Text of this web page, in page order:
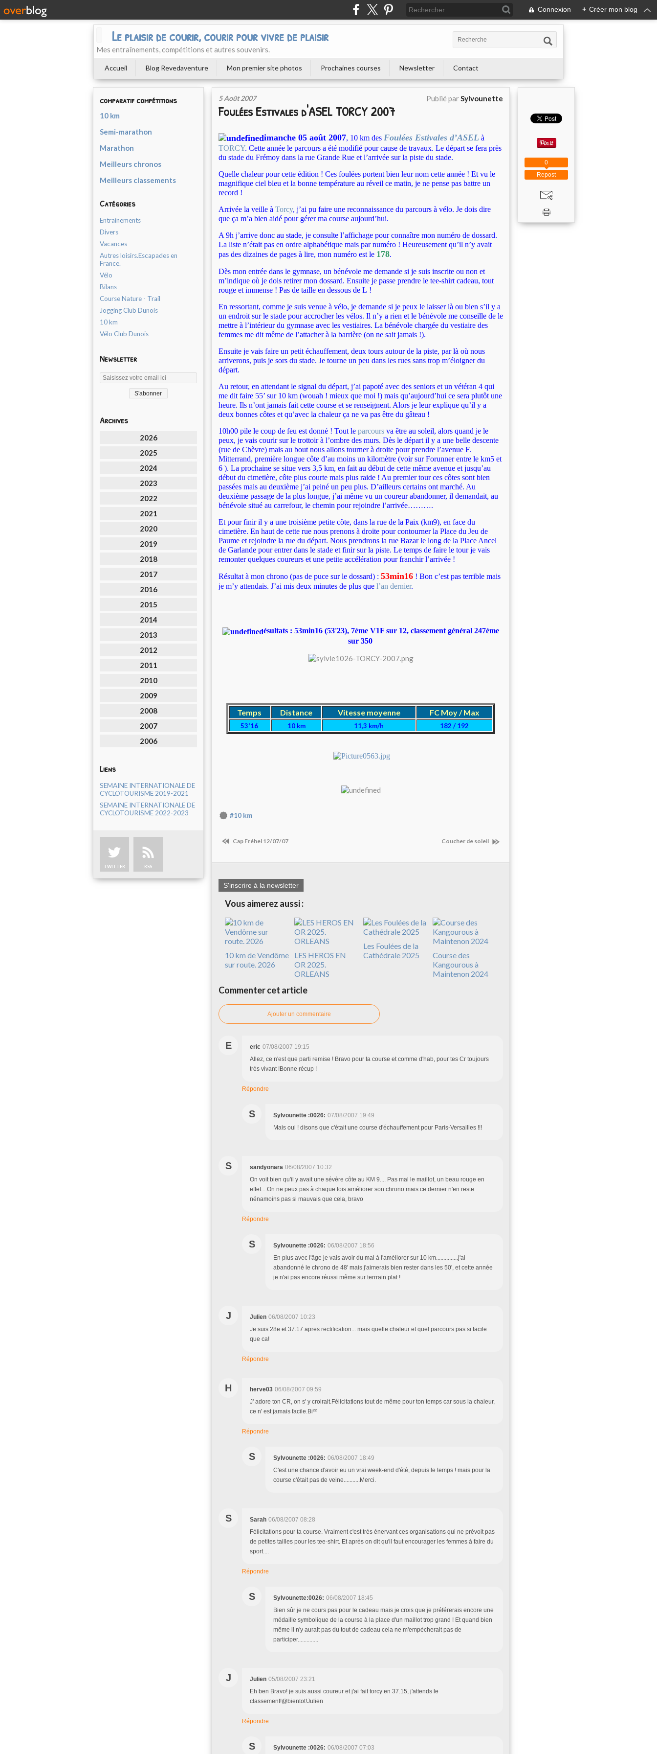
Connexion + Créer mon blog
Le plaisir de courir, courir pour vivre de plaisir
Mes entraînements, compétitions et autres souvenirs.
Accueil Blog Revedaventure Mon premier site photos Prochaines courses Newsletter Contact
comparatif compétitions
10 km
Semi-marathon
Marathon
Meilleurs chronos
Meilleurs classements
Catégories
Entrainements
Divers
Vacances
Autres loisirs.Escapades en
France.
Vélo
Bilans
Course Nature - Trail
Jogging Club Dunois
10 km
Vélo Club Dunois
Newsletter
Archives
2026
2025
2024
2023
2022
2021
2020
2019
2018
2017
2016
2015
2014
2013
2012
2011
2010
2009
2008
2007
2006
Liens
SEMAINE INTERNATIONALE DE
CYCLOTOURISME 2019-2021
SEMAINE INTERNATIONALE DE
CYCLOTOURISME 2022-2023
TWITTER RSS
5 Août 2007 Publié parSylvounette
Foulées Estivales d'ASEL TORCY 2007
imanche 05 août 2007, 10 km des Foulées Estivales d’ASEL à
TORCY. Cette année le parcours a été modifié pour cause de travaux. Le départ se fera près
du stade du Frémoy dans la rue Grande Rue et l’arrivée sur la piste du stade.
Quelle chaleur pour cette édition ! Ces foulées portent bien leur nom cette année ! Et vu le
magnifique ciel bleu et la bonne température au réveil ce matin, je ne pense pas battre un
record !
Arrivée la veille à Torcy, j’ai pu faire une reconnaissance du parcours à vélo. Je dois dire
que ça m’a bien aidé pour gérer ma course aujourd’hui.
A 9h j’arrive donc au stade, je consulte l’affichage pour connaître mon numéro de dossard.
La liste n’était pas en ordre alphabétique mais par numéro ! Heureusement qu’il n’y avait
pas des dizaines de pages à lire, mon numéro est le 178.
Dès mon entrée dans le gymnase, un bénévole me demande si je suis inscrite ou non et
m’indique où je dois retirer mon dossard. Ensuite je passe prendre le tee-shirt cadeau, tout
rouge et immense ! Pas de taille en dessous de L !
En ressortant, comme je suis venue à vélo, je demande si je peux le laisser là ou bien s’il y a
un endroit sur le stade pour accrocher les vélos. Il n’y a rien et le bénévole me conseille de le
mettre à l’intérieur du gymnase avec les vestiaires. La bénévole chargée du vestiaire des
femmes me dit même de l’attacher à la barrière (on ne sait jamais !).
Ensuite je vais faire un petit échauffement, deux tours autour de la piste, par là où nous
arriverons, puis je sors du stade. Je tourne un peu dans les rues sans trop m’éloigner du
départ.
Au retour, en attendant le signal du départ, j’ai papoté avec des seniors et un vétéran 4 qui
me dit faire 55’ sur 10 km (wouah ! mieux que moi !) mais qu’aujourd’hui ce sera plutôt une
heure. Ils n’ont jamais fait cette course et se renseignent. Alors je leur explique qu’il y a
deux bonnes côtes et qu’avec la chaleur ça ne va pas être du gâteau !
10h00 pile le coup de feu est donné ! Tout le parcours va être au soleil, alors quand je le
peux, je vais courir sur le trottoir à l’ombre des murs. Dès le départ il y a une belle descente
(rue de Chèvre) mais au bout nous allons tourner à droite pour prendre l’avenue F.
Mitterrand, première longue côte d’au moins un kilomètre (voir sur Forunner entre le km5 et
6 ). La prochaine se situe vers 3,5 km, en fait au début de cette même avenue et jusqu’au
début du cimetière, côte plus courte mais plus raide ! Au premier tour ces côtes sont bien
passées mais au deuxième j’ai peiné un peu plus. D’ailleurs certains ont marché. Au
deuxième passage de la plus longue, j’ai même vu un coureur abandonner, il demandait, au
bénévole situé au carrefour, le chemin pour rejoindre l’arrivée……….
Et pour finir il y a une troisième petite côte, dans la rue de la Paix (km9), en face du
cimetière. En haut de cette rue nous prenons à droite pour contourner la Place du Jeu de
Paume et rejoindre la rue du départ. Nous prendrons la rue Bazar le long de la Place Ancel
de Garlande pour entrer dans le stade et finir sur la piste. Le temps de faire le tour je vais
remonter quelques coureurs et une petite accélération pour franchir l’arrivée !
Résultat à mon chrono (pas de puce sur le dossard) : 53min16 ! Bon c’est pas terrible mais
je m’y attendais. J’ai mis deux minutes de plus que l’an dernier.
ésultats : 53min16 (53'23), 7ème V1F sur 12, classement général 247ème
sur 350
Temps Distance Vitesse moyenne FC Moy / Max
53'16 10 km 11,3 km/h 182 / 192
#10 km
Cap Fréhel 12/07/07 Coucher de soleil
S'inscrire à la newsletter
Vous aimerez aussi :
10 km de Vendôme
sur route. 2026
LES HEROS EN
OR 2025.
ORLEANS
Les Foulées de la
Cathédrale 2025
Course des
Kangourous à
Maintenon 2024
Commenter cet article
Ajouter un commentaire
E eric 07/08/2007 19:15
Allez, ce n'est que parti remise ! Bravo pour ta course et comme d'hab, pour tes Cr toujours
très vivant !Bonne récup !
Répondre
S Sylvounette :0026: 07/08/2007 19:49
Mais oui ! disons que c'était une course d'échauffement pour Paris-Versailles !!!
S sandyonara 06/08/2007 10:32
On voit bien qu'il y avait une sévère côte au KM 9.... Pas mal le maillot, un beau rouge en
effet....On ne peux pas à chaque fois améliorer son chrono mais ce dernier n'en reste
nénamoins pas si mauvais que cela, bravo
Répondre
S Sylvounette :0026: 06/08/2007 18:56
En plus avec l'âge je vais avoir du mal à l'améliorer sur 10 km...............j'ai
abandonné le chrono de 48' mais j'aimerais bien rester dans les 50', et cette année
je n'ai pas encore réussi même sur terrrain plat !
J Julien 06/08/2007 10:23
Je suis 28e et 37.17 apres rectification... mais quelle chaleur et quel parcours pas si facile
que ca!
Répondre
H herve03 06/08/2007 09:59
J' adore ton CR, on s' y croirait.Félicitations tout de même pour ton temps car sous la chaleur,
ce n' est jamais facile.Bi²²
Répondre
S Sylvounette :0026: 06/08/2007 18:49
C'est une chance d'avoir eu un vrai week-end d'été, depuis le temps ! mais pour la
course c'était pas de veine...........Merci.
S Sarah 06/08/2007 08:28
Félicitations pour ta course. Vraiment c'est très énervant ces organisations qui ne prévoit pas
de petites tailles pour les tee-shirt. Et après on dit qu'il faut encourager les femmes à faire du
sport....
Répondre
S Sylvounette:0026: 06/08/2007 18:45
Bien sûr je ne cours pas pour le cadeau mais je crois que je préférerais encore une
médaille symbolique de la course à la place d'un maillot trop grand ! Et quand bien
même il n'y aurait pas du tout de cadeau cela ne m'empècherait pas de
participer..............
J Julien 05/08/2007 23:21
Eh ben Bravo! je suis aussi coureur et j'ai fait torcy en 37.15, j'attends le
classement!@bientot!Julien
Répondre
S Sylvounette :0026: 06/08/2007 07:03
Repost
0